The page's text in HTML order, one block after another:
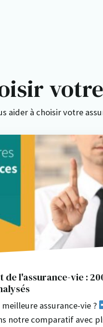
aider à choisir votre
de l'assurance-vie :
assurance-vie ?
notre comparatif avec